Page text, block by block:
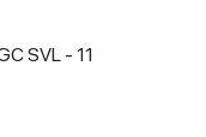
SVL - 11